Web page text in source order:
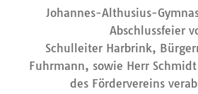
Johannes-Althusius-
Abschlussfeier
Schulleiter Harbrink,
Fuhrmann, sowie Herr
des Fördervereins